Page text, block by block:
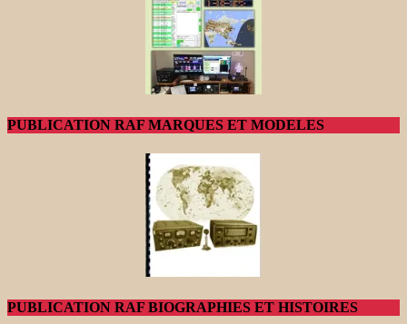
PUBLICATION RAF MARQUES ET MODELES
PUBLICATION RAF BIOGRAPHIES ET HISTOIRES